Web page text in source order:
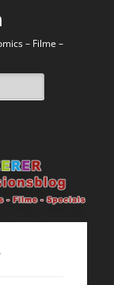
– Filme –